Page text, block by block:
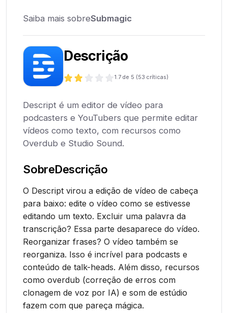
Saiba mais sobreSubmagic
Descrição
1.7 de 5 (53 críticas)
Descript é um editor de vídeo para
podcasters e YouTubers que permite editar
vídeos como texto, com recursos como
Overdub e Studio Sound.
SobreDescrição
O Descript virou a edição de vídeo de cabeça
para baixo: edite o vídeo como se estivesse
editando um texto. Excluir uma palavra da
transcrição? Essa parte desaparece do vídeo.
Reorganizar frases? O vídeo também se
reorganiza. Isso é incrível para podcasts e
conteúdo de talk-heads. Além disso, recursos
como overdub (correção de erros com
clonagem de voz por IA) e som de estúdio
fazem com que pareça mágica.